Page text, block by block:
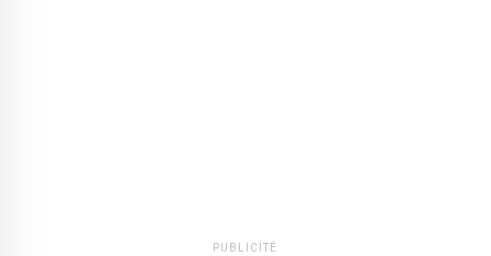
PUBLICITÉ